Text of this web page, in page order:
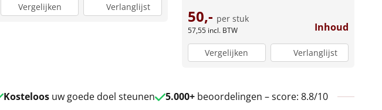
Vergelijken Verlanglijst 50,- per stuk
57,55 incl. BTW Inhoud
Vergelijken Verlanglijst
Kosteloosuw goede doel steunen 5.000+beoordelingen – score: 8.8/10